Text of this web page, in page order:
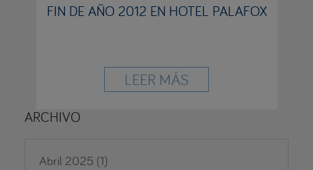
FIN DE AÑO 2012 EN HOTEL PALAFOX
LEER MÁS
ARCHIVO
Abril 2025 (1)